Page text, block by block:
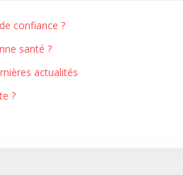
confiance ?
santé ?
actualités
?